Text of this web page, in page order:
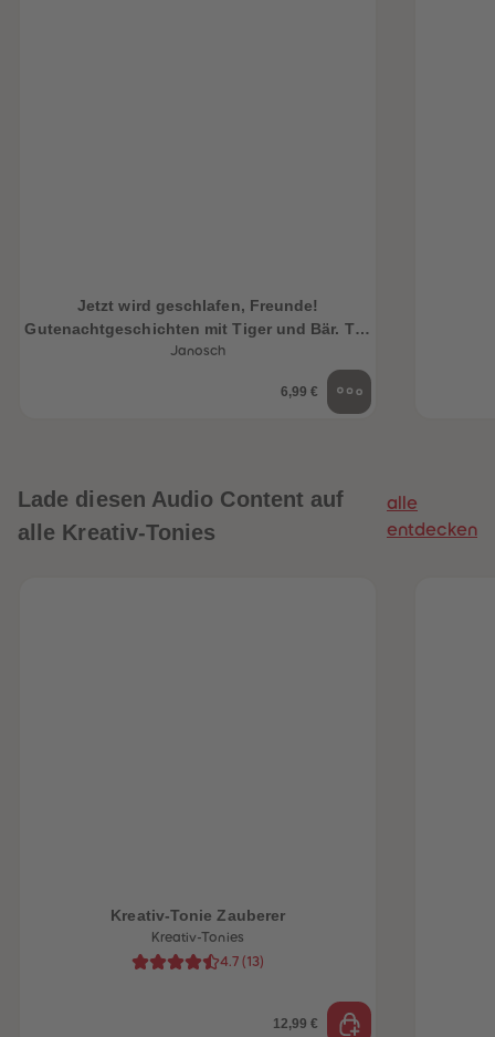
Jetzt wird geschlafen, Freunde!
Gutenachtgeschichten mit Tiger und Bär. Teil
1
Janosch
6,99 €
Lade diesen Audio Content auf
alle Kreativ-Tonies
alle
entdecken
Kreativ-Tonie Zauberer
Kreativ-Tonies
4.7 (13)
12,99 €